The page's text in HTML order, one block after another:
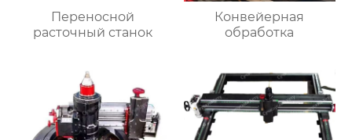
Переносной
расточный станок
Конвейерная
обработка